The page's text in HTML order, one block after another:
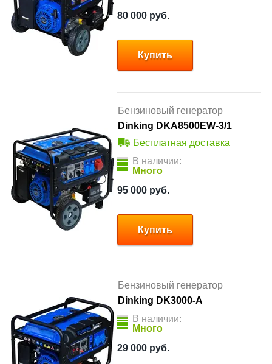
80 000 руб.
Купить
Бензиновый генератор
Dinking DKA8500EW-3/1
Бесплатная доставка
В наличии:
Много
95 000 руб.
Купить
Бензиновый генератор
Dinking DK3000-A
В наличии:
Много
29 000 руб.